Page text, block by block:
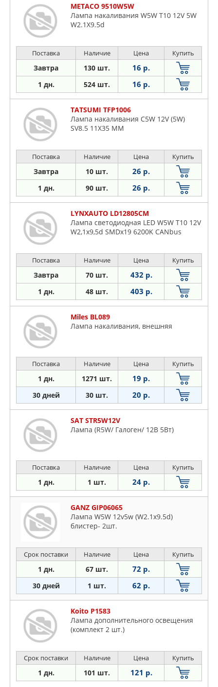
METACO 9510W5W
Лампа накаливания W5W T10 12V 5W
W2.1X9.5d
Поставка Наличие Цена Купить
Завтра 130 шт. 16 р.
1 дн. 524 шт. 16 р.
TATSUMI TFP1006
Лампа накаливания C5W 12V (5W)
SV8.5 11X35 MM
Поставка Наличие Цена Купить
Завтра 10 шт. 26 р.
1 дн. 90 шт. 26 р.
LYNXAUTO LD12805CM
Лампа светодиодная LED W5W T10 12V
W2,1x9,5d SMDx19 6200K CANbus
Поставка Наличие Цена Купить
Завтра 70 шт. 432 р.
1 дн. 48 шт. 403 р.
Miles BL089
Лампа накаливания, внешняя
Поставка Наличие Цена Купить
1 дн. 1271 шт. 19 р.
30 дней 30 шт. 20 р.
SAT STR5W12V
Лампа (R5W/ Галоген/ 12В 5Вт)
Поставка Наличие Цена Купить
1 дн. 1 шт. 24 р.
GANZ GIP06065
Лампа W5W 12v5w (W2.1x9.5d)
блистер- 2шт.
Срок поставки Наличие Цена Купить
1 дн. 67 шт. 72 р.
30 дней 1 шт. 62 р.
Koito P1583
Лампа дополнительного освещения
(комплект 2 шт.)
Срок поставки Наличие Цена Купить
1 дн. 101 шт. 121 р.